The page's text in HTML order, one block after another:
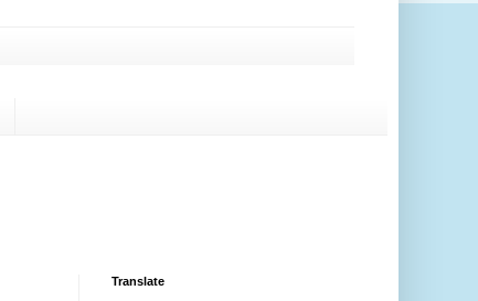
Translate